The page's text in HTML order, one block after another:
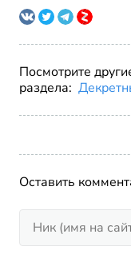
Посмотрите
раздела:
Оставить